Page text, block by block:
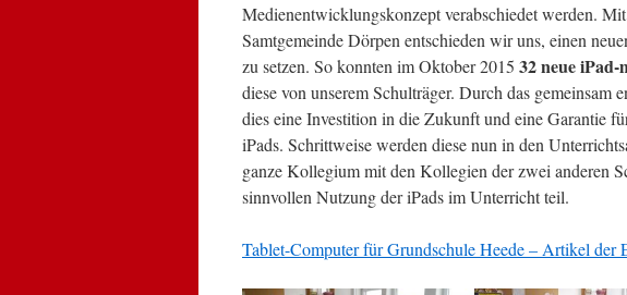
Medienentwicklungskonzept verabschiedet werden.
Samtgemeinde Dörpen entschieden wir uns, einen
zu setzen. So konnten im Oktober 2015 32 neue iPad-
diese von unserem Schulträger. Durch das
dies eine Investition in die Zukunft und eine Garantie
iPads. Schrittweise werden diese nun in den
ganze Kollegium mit den Kollegien der zwei anderen
sinnvollen Nutzung der iPads im Unterricht teil.
Tablet-Computer für Grundschule Heede – Artikel der